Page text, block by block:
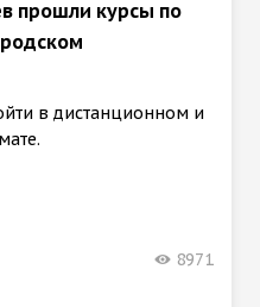
прошли курсы по
в дистанционном и
8971